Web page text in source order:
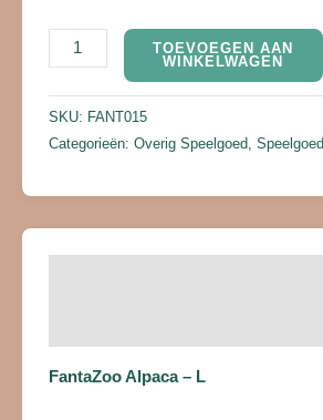
TOEVOEGEN AAN
WINKELWAGEN
SKU: FANT015
Categorieën: Overig Speelgoed, Speelgoed
FantaZoo Alpaca – L